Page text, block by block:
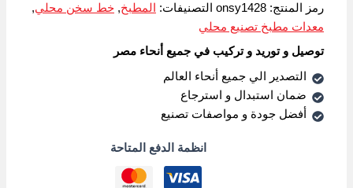
رمز المنتج:onsy1428 التصنيفات: المطبخ,خط سخن محلي,
معدات مطبخ تصنيع محلي
توصيل و توريد و تركيب في جميع أنحاء مصر
التصدير الي جميع أنحاء العالم
ضمان استبدال و استرجاع
أفضل جودة و مواصفات تصنيع
انظمة الدفع المتاحة